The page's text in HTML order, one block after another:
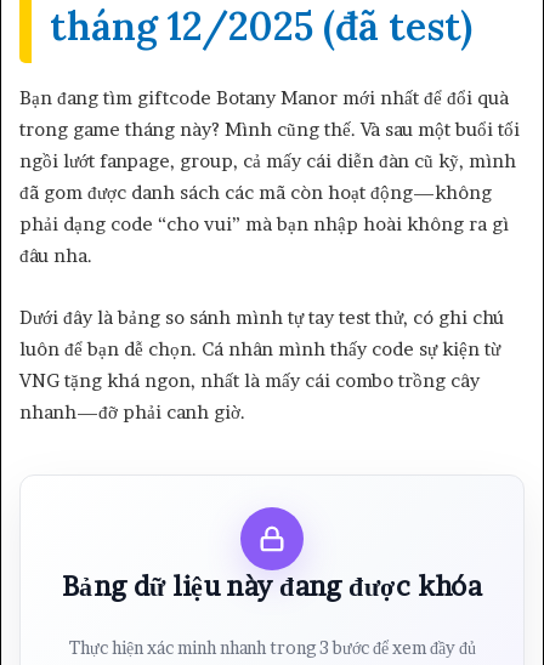
tháng 12/2025 (đã test)
Bạn đang tìm giftcode Botany Manor mới nhất để đổi quà
trong game tháng này? Mình cũng thế. Và sau một buổi tối
ngồi lướt fanpage, group, cả mấy cái diễn đàn cũ kỹ, mình
đã gom được danh sách các mã còn hoạt động—không
phải dạng code “cho vui” mà bạn nhập hoài không ra gì
đâu nha.
Dưới đây là bảng so sánh mình tự tay test thử, có ghi chú
luôn để bạn dễ chọn. Cá nhân mình thấy code sự kiện từ
VNG tặng khá ngon, nhất là mấy cái combo trồng cây
nhanh—đỡ phải canh giờ.
Bảng dữ liệu này đang được khóa
Thực hiện xác minh nhanh trong 3 bước để xem đầy đủ